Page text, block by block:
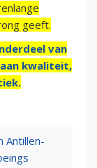
geeft.
van
kwaliteit,
Antillen-